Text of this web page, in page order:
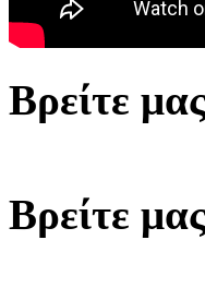
Βρείτε
Βρείτε